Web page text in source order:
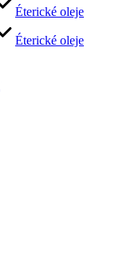
Éterické oleje
Éterické oleje